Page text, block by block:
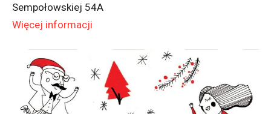
Sempołowskiej 54A
Więcej informacji